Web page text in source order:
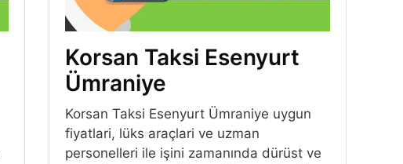
Korsan Taksi Esenyurt
Ümraniye
Korsan Taksi Esenyurt Ümraniye uygun
fiyatlari, lüks araçlari ve uzman
personelleri ile işini zamanında dürüst ve